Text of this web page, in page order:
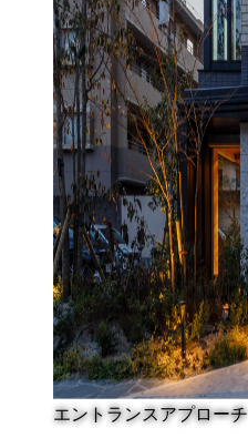
エントランスアプローチ